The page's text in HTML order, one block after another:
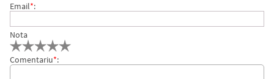
Email*:
Nota
Comentariu*: